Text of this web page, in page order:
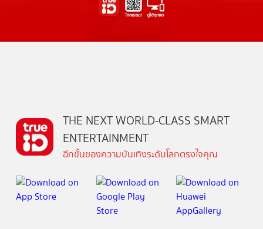
THE NEXT WORLD-CLASS SMART
ENTERTAINMENT
อีกขั้นของความบันเทิงระดับโลกตรงใจคุณ